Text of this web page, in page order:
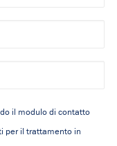
il modulo di contatto
per il trattamento in